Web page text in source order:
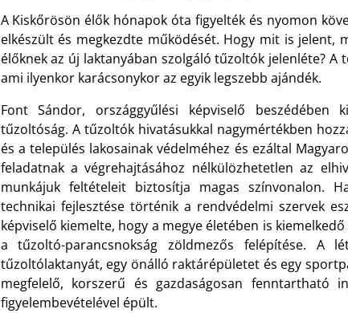
A Kiskőrösön élők hónapok óta figyelték és nyomon
elkészült és megkezdte működését. Hogy mit is jelent,
élőknek az új laktanyában szolgáló tűzoltók jelenléte?
ami ilyenkor karácsonykor az egyik legszebb ajándék.
Font Sándor, országgyűlési képviselő
tűzoltóság. A tűzoltók hivatásukkal nagymértékben
és a település lakosainak védelméhez és ezáltal
feladatnak a végrehajtásához nélkülözhetetlen az
munkájuk feltételeit biztosítja magas színvonalon.
technikai fejlesztése történik a rendvédelmi szervek
képviselő kiemelte, hogy a megye életében is
a tűzoltó-parancsnokság zöldmezős felépítése. A
tűzoltólaktanyát, egy önálló raktárépületet és egy
megfelelő, korszerű és gazdaságosan fenntartható
figyelembevételével épült.